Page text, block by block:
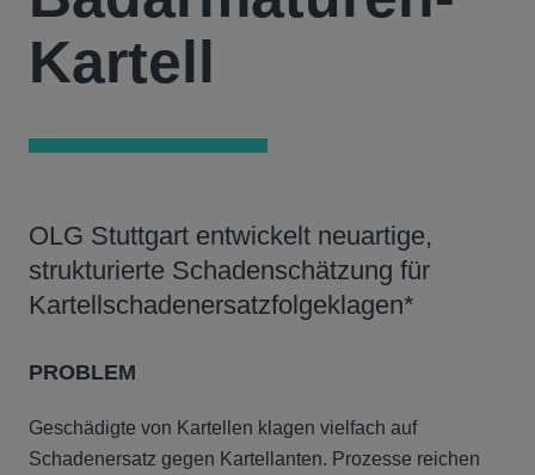
Kartell
OLG Stuttgart entwickelt neuartige,
strukturierte Schadenschätzung für
Kartellschadenersatzfolgeklagen*
PROBLEM
Geschädigte von Kartellen klagen vielfach auf
Schadenersatz gegen Kartellanten. Prozesse reichen